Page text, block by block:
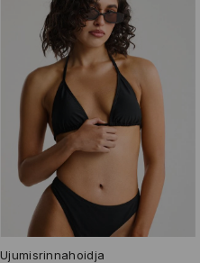
Ujumisrinnahoidja